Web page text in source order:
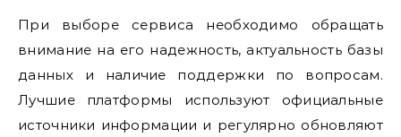
При выборе сервиса необходимо обращать
внимание на его надежность, актуальность базы
данных и наличие поддержки по вопросам.
Лучшие платформы используют официальные
источники информации и регулярно обновляют